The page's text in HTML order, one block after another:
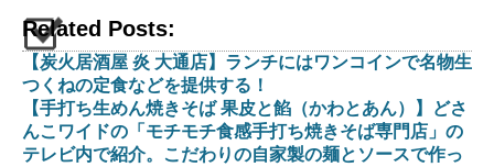
Related Posts:
【炭火居酒屋 炎 大通店】ランチにはワンコインで名物生
つくねの定食などを提供する！
【手打ち生めん焼きそば 果皮と餡（かわとあん）】どさ
んこワイドの「モチモチ食感手打ち焼きそば専門店」の
テレビ内で紹介。こだわりの自家製の麺とソースで作っ